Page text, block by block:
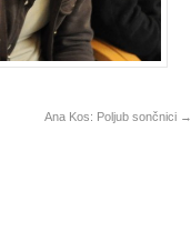
Ana Kos: Poljub sončnici →